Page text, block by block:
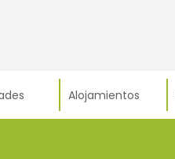
Alojamientos